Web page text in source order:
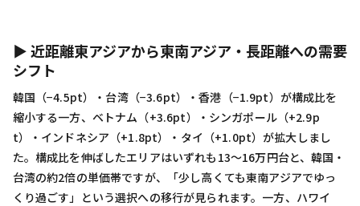
▶ 近距離東アジアから東南アジア・長距離への需要
シフト
韓国（−4.5pt）・台湾（−3.6pt）・香港（−1.9pt）が構成比を
縮小する一方、ベトナム（+3.6pt）・シンガポール（+2.9p
t）・インドネシア（+1.8pt）・タイ（+1.0pt）が拡大しまし
た。構成比を伸ばしたエリアはいずれも13〜16万円台と、韓国・
台湾の約2倍の単価帯ですが、「少し高くても東南アジアでゆっ
くり過ごす」という選択への移行が見られます。一方、ハワイ